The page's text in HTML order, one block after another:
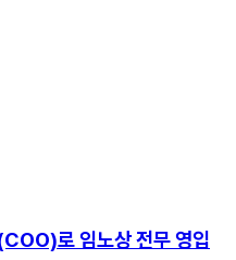
로 임노상 전무 영입